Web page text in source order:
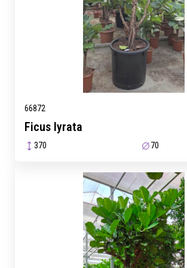
66872
Ficus lyrata
370 70